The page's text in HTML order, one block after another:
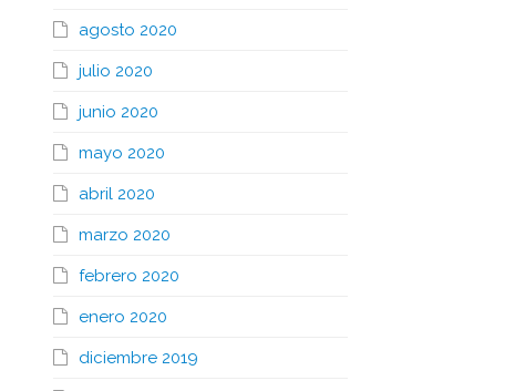
agosto 2020
julio 2020
junio 2020
mayo 2020
abril 2020
marzo 2020
febrero 2020
enero 2020
diciembre 2019